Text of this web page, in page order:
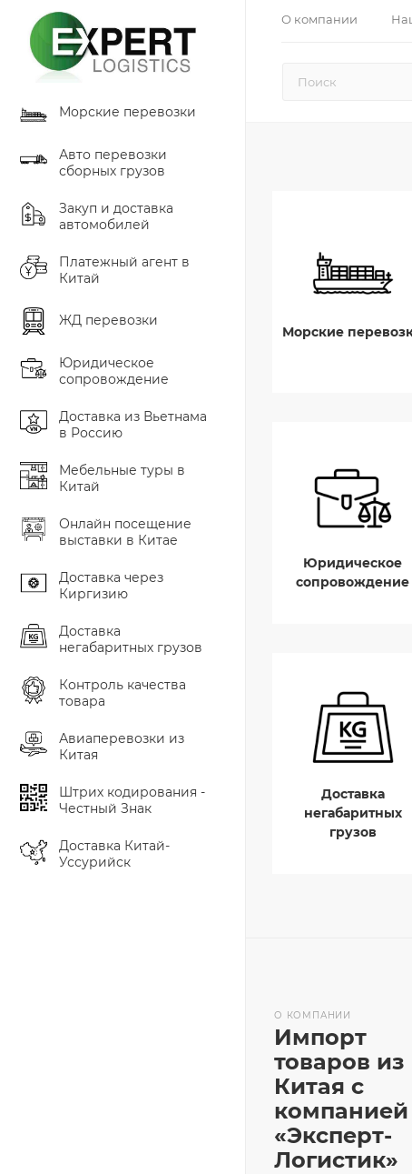
О компании
Морские перевозки
Авто перевозки
сборных грузов
Закуп и доставка
автомобилей
Платежный агент в
Китай
ЖД перевозки
Юридическое
сопровождение
Доставка из Вьетнама
в Россию
Мебельные туры в
Китай
Онлайн посещение
выставки в Китае
Доставка через
Киргизию
Доставка
негабаритных грузов
Контроль качества
товара
Авиаперевозки из
Китая
Штрих кодирования -
Честный Знак
Доставка Китай-
Уссурийск
Морские
Юридическое
сопровождение
Доставка
негабаритных
грузов
О КОМПАНИИ
Импорт
товаров из
Китая с
компанией
«Эксперт-
Логистик»